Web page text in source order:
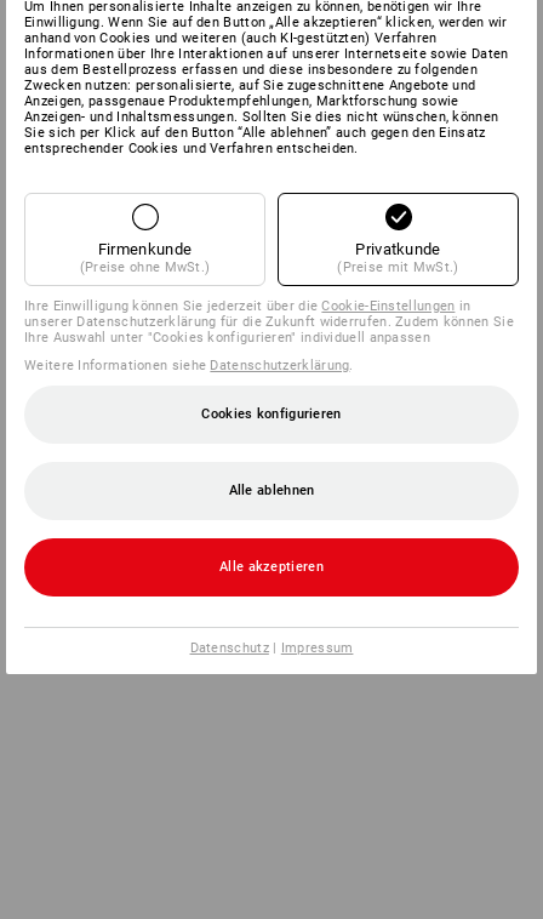
Um Ihnen personalisierte Inhalte anzeigen zu können, benötigen wir Ihre
Einwilligung. Wenn Sie auf den Button „Alle akzeptieren“ klicken, werden wir
anhand von Cookies und weiteren (auch KI-gestützten) Verfahren
Informationen über Ihre Interaktionen auf unserer Internetseite sowie Daten
aus dem Bestellprozess erfassen und diese insbesondere zu folgenden
Zwecken nutzen: personalisierte, auf Sie zugeschnittene Angebote und
Anzeigen, passgenaue Produktempfehlungen, Marktforschung sowie
Anzeigen- und Inhaltsmessungen. Sollten Sie dies nicht wünschen, können
Sie sich per Klick auf den Button “Alle ablehnen” auch gegen den Einsatz
entsprechender Cookies und Verfahren entscheiden.
Firmenkunde
(Preise ohne MwSt.)
Privatkunde
(Preise mit MwSt.)
Ihre Einwilligung können Sie jederzeit über dieCookie-Einstellungen in
unserer Datenschutzerklärung für die Zukunft widerrufen. Zudem können Sie
Ihre Auswahl unter "Cookies konfigurieren" individuell anpassen
Weitere Informationen siehe Datenschutzerklärung.
Cookies konfigurieren
Alle ablehnen
Alle akzeptieren
Datenschutz| Impressum